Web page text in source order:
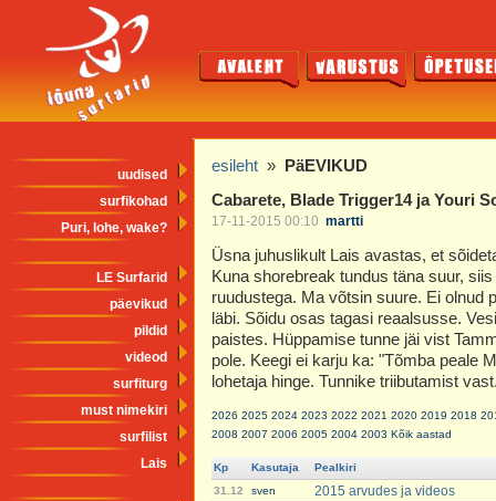
uudised
surfikohad
Puri, lohe, wake?
LE Surfarid
päevikud
pildid
videod
surfiturg
must nimekiri
surfilist
Lais
esileht »
PäEVIKUD
Cabarete, Blade Trigger14 ja Youri
17-11-2015 00:10 martti
Üsna juhuslikult Lais avastas, et
Kuna shorebreak tundus täna suur,
ruudustega. Ma võtsin suure. Ei olnud
läbi. Sõidu osas tagasi reaalsusse.
paistes. Hüppamise tunne jäi vist
pole. Keegi ei karju ka: "Tõmba peale
lohetaja hinge. Tunnike triibutamist
2026 2025 2024 2023 2022 2021 2020 2019 2018
2008 2007 2006 2005 2004 2003 Kõik aastad
Kp Kasutaja
Pealkiri
31.12
sven 2015 arvudes ja videos